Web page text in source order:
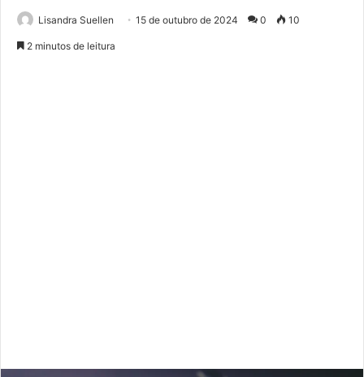
Lisandra Suellen 15 de outubro de 2024 0 10
2 minutos de leitura